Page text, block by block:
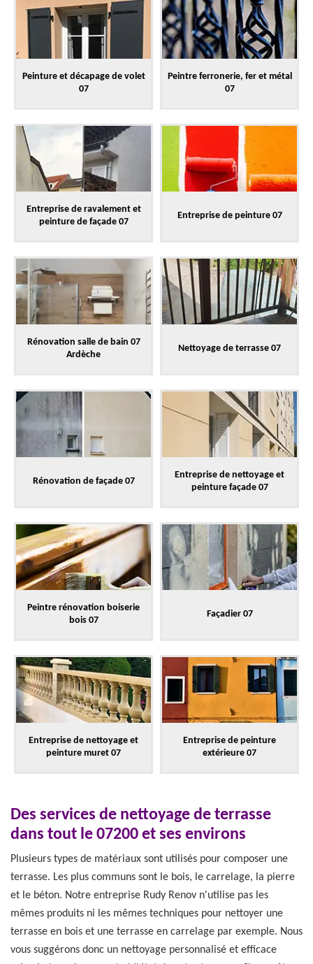
Peinture et décapage de volet
07
Peintre ferronerie, fer et métal
07
Entreprise de ravalement et
peinture de façade 07
Entreprise de peinture 07
Rénovation salle de bain 07
Ardèche
Nettoyage de terrasse 07
Rénovation de façade 07
Entreprise de nettoyage et
peinture façade 07
Peintre rénovation boiserie
bois 07
Façadier 07
Entreprise de nettoyage et
peinture muret 07
Entreprise de peinture
extérieure 07
Des services de nettoyage de terrasse
dans tout le 07200 et ses environs
Plusieurs types de matériaux sont utilisés pour composer une
terrasse. Les plus communs sont le bois, le carrelage, la pierre
et le béton. Notre entreprise Rudy Renov n'utilise pas les
mêmes produits ni les mêmes techniques pour nettoyer une
terrasse en bois et une terrasse en carrelage par exemple. Nous
vous suggérons donc un nettoyage personnalisé et efficace